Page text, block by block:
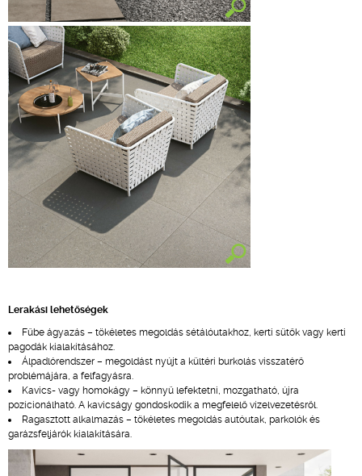
Lerakási lehetőségek
Fűbe ágyazás – tökéletes megoldás sétálóutakhoz, kerti sütők vagy kerti
pagodák kialakításához.
Álpadlórendszer – megoldást nyújt a kültéri burkolás visszatérő
problémájára, a felfagyásra.
Kavics- vagy homokágy – könnyű lefektetni, mozgatható, újra
pozícionálható. A kavicságy gondoskodik a megfelelő vízelvezetésről.
Ragasztott alkalmazás – tökéletes megoldás autóutak, parkolók és
garázsfeljárók kialakítására.